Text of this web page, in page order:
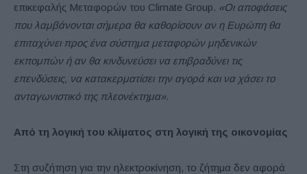
επικεφαλής Μεταφορών του Climate Group. «Οι αποφάσεις
που λαμβάνονται σήμερα θα καθορίσουν αν η Ευρώπη θα
επιταχύνει προς ένα σύστημα μεταφορών μηδενικών
εκπομπών ή αν θα κινδυνεύσει να επιβραδύνει τις
επενδύσεις, να κατακερματίσει την αγορά και να χάσει το
ανταγωνιστικό της πλεονέκτημα».
Από τη λογική του κλίματος στη λογική της οικονομίας
Στη συζήτηση για την ηλεκτροκίνηση, το ζήτημα δεν αφορά